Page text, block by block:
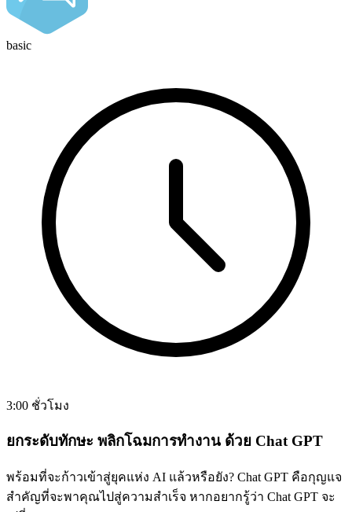
basic
3:00 ชั่วโมง
ยกระดับทักษะ พลิกโฉมการทำงาน ด้วย Chat GPT
พร้อมที่จะก้าวเข้าสู่ยุคแห่ง AI แล้วหรือยัง? Chat GPT คือกุญแจ
สำคัญที่จะพาคุณไปสู่ความสำเร็จ หากอยากรู้ว่า Chat GPT จะ